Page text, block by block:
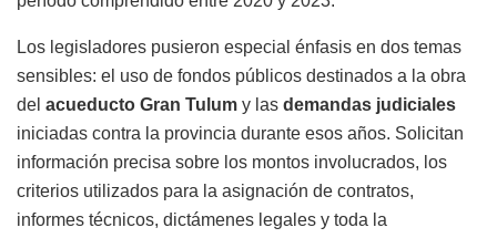
Los legisladores pusieron especial énfasis en dos temas
sensibles: el uso de fondos públicos destinados a la obra
del acueducto Gran Tulum y las demandas judiciales
iniciadas contra la provincia durante esos años. Solicitan
información precisa sobre los montos involucrados, los
criterios utilizados para la asignación de contratos,
informes técnicos, dictámenes legales y toda la